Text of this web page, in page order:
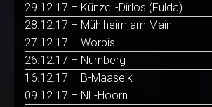
29.12.17 – Künzell-Dirlos (Fulda)
28.12.17 – Mühlheim am Main
27.12.17 – Worbis
26.12.17 – Nürnberg
16.12.17 – B-Maaseik
09.12.17 – NL-Hoorn